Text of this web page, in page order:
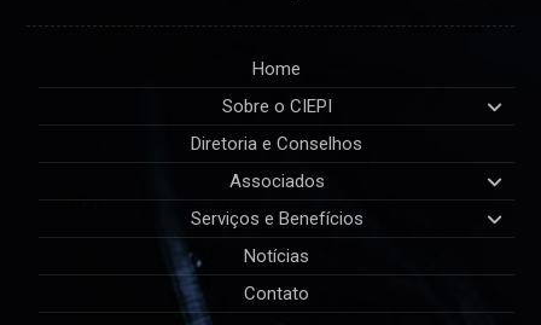
Home
Sobre o CIEPI
Diretoria e Conselhos
Associados
Serviços e Benefícios
Notícias
Contato